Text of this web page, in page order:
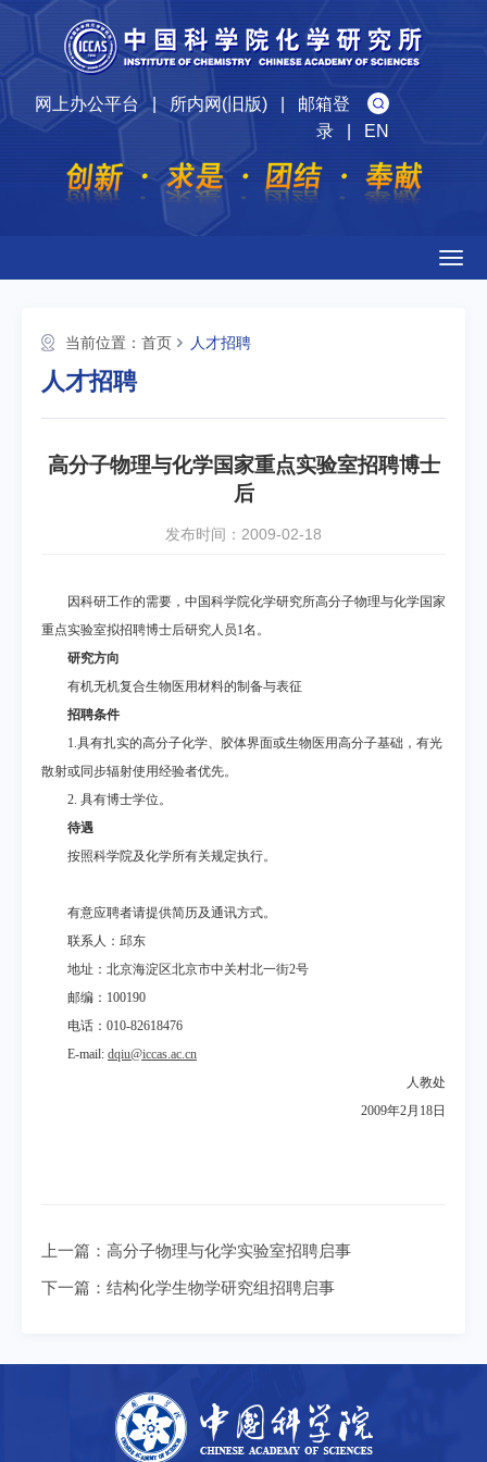
网上办公平台|所内网(旧版)| 邮箱登
录| EN
当前位置： 首页 人才招聘
人才招聘
高分子物理与化学国家重点实验室招聘博士
后
发布时间：2009-02-18
因科研工作的需要，中国科学院化学研究所高分子物理与化学国家
重点实验室拟招聘博士后研究人员1名。
研究方向
有机无机复合生物医用材料的制备与表征
招聘条件
1.具有扎实的高分子化学、胶体界面或生物医用高分子基础，有光
散射或同步辐射使用经验者优先。
2. 具有博士学位。
待遇
按照科学院及化学所有关规定执行。
有意应聘者请提供简历及通讯方式。
联系人：邱东
地址：北京海淀区北京市中关村北一街2号
邮编： 100190
电话： 010-82618476
E-mail: dqiu@iccas.ac.cn
人教处
2009年2月 18日
上一篇： 高分子物理与化学实验室招聘启事
下一篇： 结构化学生物学研究组招聘启事